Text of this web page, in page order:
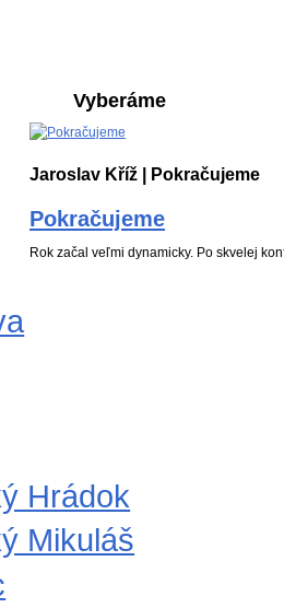
Vyberáme
Jaroslav Kříž | Pokračujeme
Pokračujeme
Rok začal veľmi dynamicky. Po skvelej
Hrádok
Mikuláš